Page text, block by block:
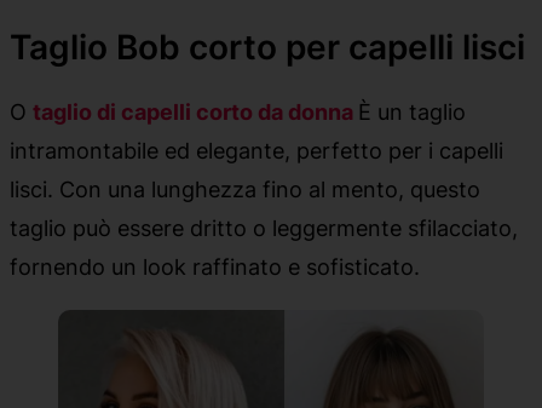
Taglio Bob corto per capelli lisci
O taglio di capelli corto da donna È un taglio
intramontabile ed elegante, perfetto per i capelli
lisci. Con una lunghezza fino al mento, questo
taglio può essere dritto o leggermente sfilacciato,
fornendo un look raffinato e sofisticato.